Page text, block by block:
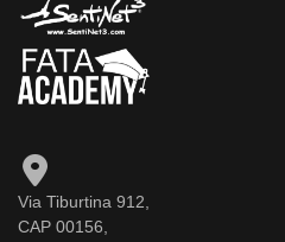
Via Tiburtina 912,
CAP 00156,